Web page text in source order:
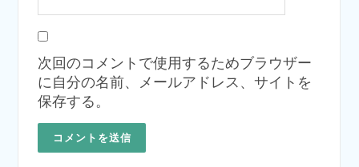
次回のコメントで使用するためブラウザー
に自分の名前、メールアドレス、サイトを
保存する。